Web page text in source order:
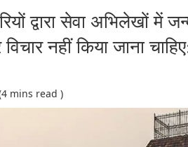
द्वारा सेवा अभिलेखों
नहीं किया जाना
mins read )